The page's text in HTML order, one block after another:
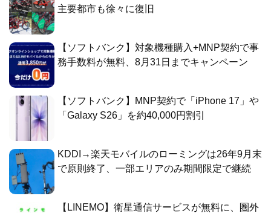
主要都市も徐々に復旧
【ソフトバンク】対象機種購入+MNP契約で事
務手数料が無料、8月31日までキャンペーン
【ソフトバンク】MNP契約で「iPhone 17」や
「Galaxy S26」を約40,000円割引
KDDI→楽天モバイルのローミングは26年9月末
で原則終了、一部エリアのみ期間限定で継続
【LINEMO】衛星通信サービスが無料に、圏外